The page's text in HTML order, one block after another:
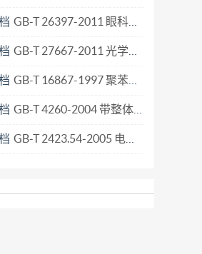
GB-T 26397-2011 眼科光学 术语.pdf
GB-T 27667-2011 光学系统像质评价 畸变的测定.pdf
GB-T 16867-1997 聚苯乙烯和丙烯腈-丁二烯-苯乙烯树脂中残留苯乙烯单体的测定 气相色谱法.pdf
GB-T 4260-2004 带整体导柱的直柄平底锪钻.pdf
GB-T 2423.54-2005 电工电子产品环境试验 第2部分 试验方法 试验Xc 流体污染.pdf